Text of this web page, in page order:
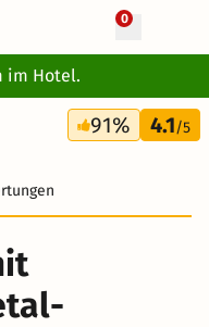
0
im Hotel.
3 Tage
91 CHF
91% 4.1/5